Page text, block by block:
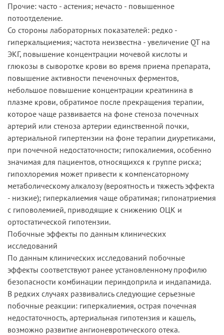
Прочие: часто - астения; нечасто - повышенное
потоотделение.
Со стороны лабораторных показателей: редко -
гиперкальциемия; частота неизвестна - увеличение QT на
ЭКГ, повышение концентрации мочевой кислоты и
глюкозы в сыворотке крови во время приема препарата,
повышение активности печеночных ферментов,
небольшое повышение концентрации креатинина в
плазме крови, обратимое после прекращения терапии,
которое чаще развивается на фоне стеноза почечных
артерий или стеноза артерии единственной почки,
артериальной гипертензии на фоне терапии диуретиками,
при почечной недостаточности; гипокалиемия, особенно
значимая для пациентов, относящихся к группе риска;
гипохлоремия может привести к компенсаторному
метаболическому алкалозу (вероятность и тяжесть эффекта
- низкие); гиперкалиемия чаще обратимая; гипонатриемия
с гиповолемией, приводящие к снижению ОЦК и
ортостатической гипотензии.
Побочные эффекты по данным клинических
исследований
По данным клинических исследований побочные
эффекты соответствуют ранее установленному профилю
безопасности комбинации периндоприла и индапамида.
В редких случаях развивались следующие серьезные
побочные реакции: гиперкалиемия, острая почечная
недостаточность, артериальная гипотензия и кашель,
возможно развитие ангионевротического отека.